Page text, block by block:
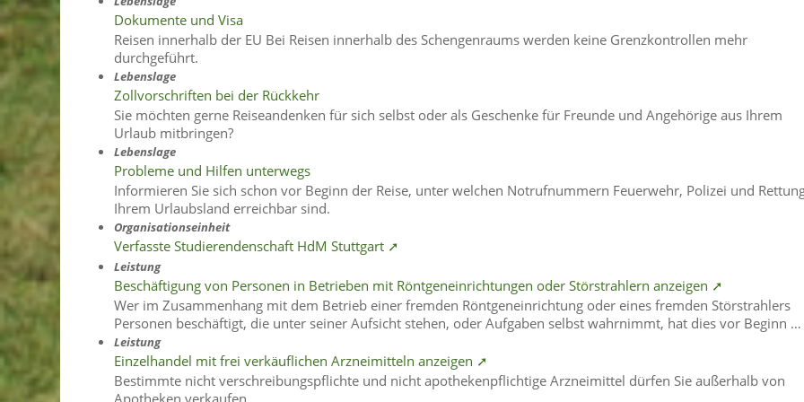
Dokumente und Visa
Reisen innerhalb der EU Bei Reisen innerhalb des Schengenraums werden keine Grenzkontrollen mehr
durchgeführt.
Lebenslage
Zollvorschriften bei der Rückkehr
Sie möchten gerne Reiseandenken für sich selbst oder als Geschenke für Freunde und Angehörige aus Ihrem
Urlaub mitbringen?
Lebenslage
Probleme und Hilfen unterwegs
Informieren Sie sich schon vor Beginn der Reise, unter welchen Notrufnummern Feuerwehr, Polizei und
Ihrem Urlaubsland erreichbar sind.
Organisationseinheit
Verfasste Studierendenschaft HdM Stuttgart ➚
Leistung
Beschäftigung von Personen in Betrieben mit Röntgeneinrichtungen oder Störstrahlern anzeigen ➚
Wer im Zusammenhang mit dem Betrieb einer fremden Röntgeneinrichtung oder eines fremden Störstrahlers
Personen beschäftigt, die unter seiner Aufsicht stehen, oder Aufgaben selbst wahrnimmt, hat dies vor Beginn …
Leistung
Einzelhandel mit frei verkäuflichen Arzneimitteln anzeigen ➚
Bestimmte nicht verschreibungspflichte und nicht apothekenpflichtige Arzneimittel dürfen Sie außerhalb von